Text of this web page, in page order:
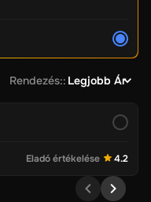
Rendezés:: Legjobb Ár
Eladó értékelése 4.2